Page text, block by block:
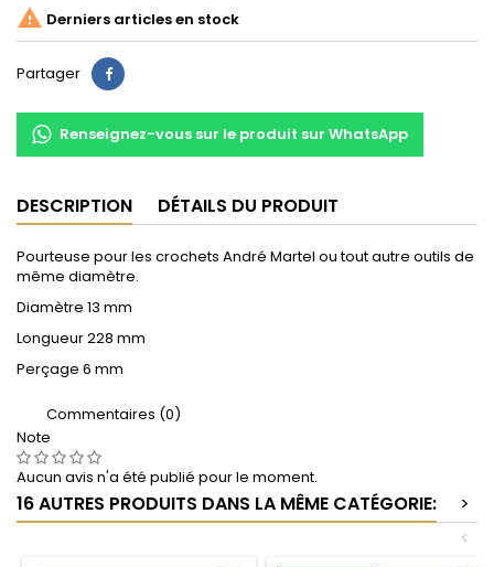
 Derniers articles en stock
Partager Partager
Renseignez-vous sur le produit sur WhatsApp
DESCRIPTION DÉTAILS DU PRODUIT
Pourteuse pour les crochets André Martel ou tout autre outils de
même diamètre.
Diamètre 13 mm
Longueur 228 mm
Perçage 6 mm
Commentaires (0)
Note
Aucun avis n'a été publié pour le moment.
16 AUTRES PRODUITS DANS LA MÊME CATÉGORIE:
>
<